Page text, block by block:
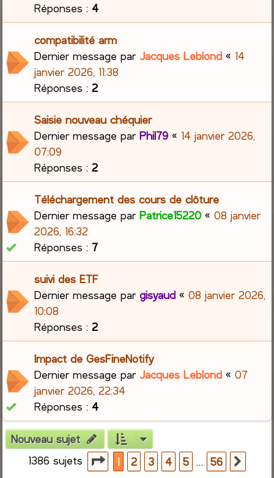
Réponses : 4
compatibilité arm
Dernier message parJacques Leblond « 14
janvier 2026, 11:38
Réponses :2
Saisie nouveau chéquier
Dernier message parPhil79 « 14 janvier 2026,
07:09
Réponses :2
Téléchargement des cours de clôture
Dernier message parPatrice15220 «08 janvier
2026, 16:32
Réponses : 7
suivi des ETF
Dernier message pargisyaud «08 janvier 2026,
10:08
Réponses :2
Impact de GesFineNotify
Dernier message parJacques Leblond «07
janvier 2026, 22:34
Réponses : 4
Nouveau sujet
1386 sujets
Page1sur 56
1 2 3 4 5 … 56